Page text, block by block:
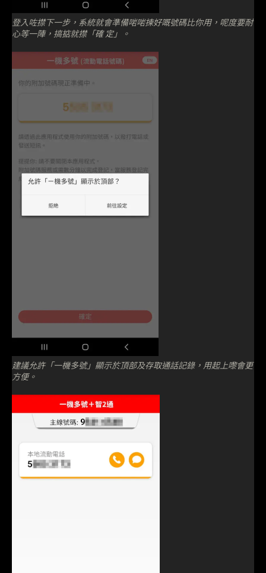
登入咗㩒下一步，系統就會準備啱啱揀好嘅號碼比你用，呢度要耐
心等一陣，搞掂就㩒「確 定」。
建議允許「一機多號」顯示於頂部及存取通話記錄，用起上嚟會更
方便。